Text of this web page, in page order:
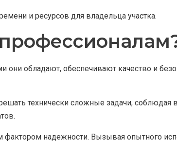
и ресурсов для владельца участка.
обладают, обеспечивают качество и
технически сложные задачи, соблюдая
фактором надежности. Вызывая опытного